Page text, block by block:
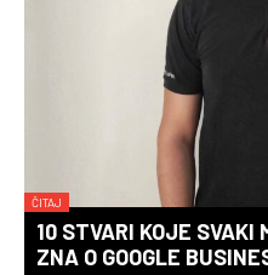
ČITAJ
10 STVARI KOJE SVAKI
ZNA O GOOGLE